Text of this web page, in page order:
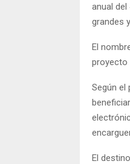
anual
grandes
El
proyecto
Según el
El